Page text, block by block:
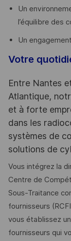
Un
l’équilibre des
Un
Votre
Entre Nantes
Atlantique,
et à forte
dans les
systèmes de
solutions de
Vous intégrez la
Centre de
Sous-Traitance
fournisseurs
vous établissez
fournisseurs qui